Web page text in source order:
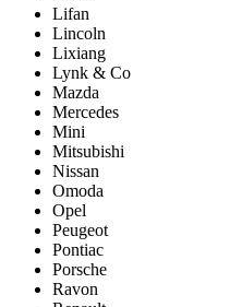
Lifan
Lincoln
Lixiang
Lynk & Co
Mazda
Mercedes
Mini
Mitsubishi
Nissan
Omoda
Opel
Peugeot
Pontiac
Porsсhe
Ravon